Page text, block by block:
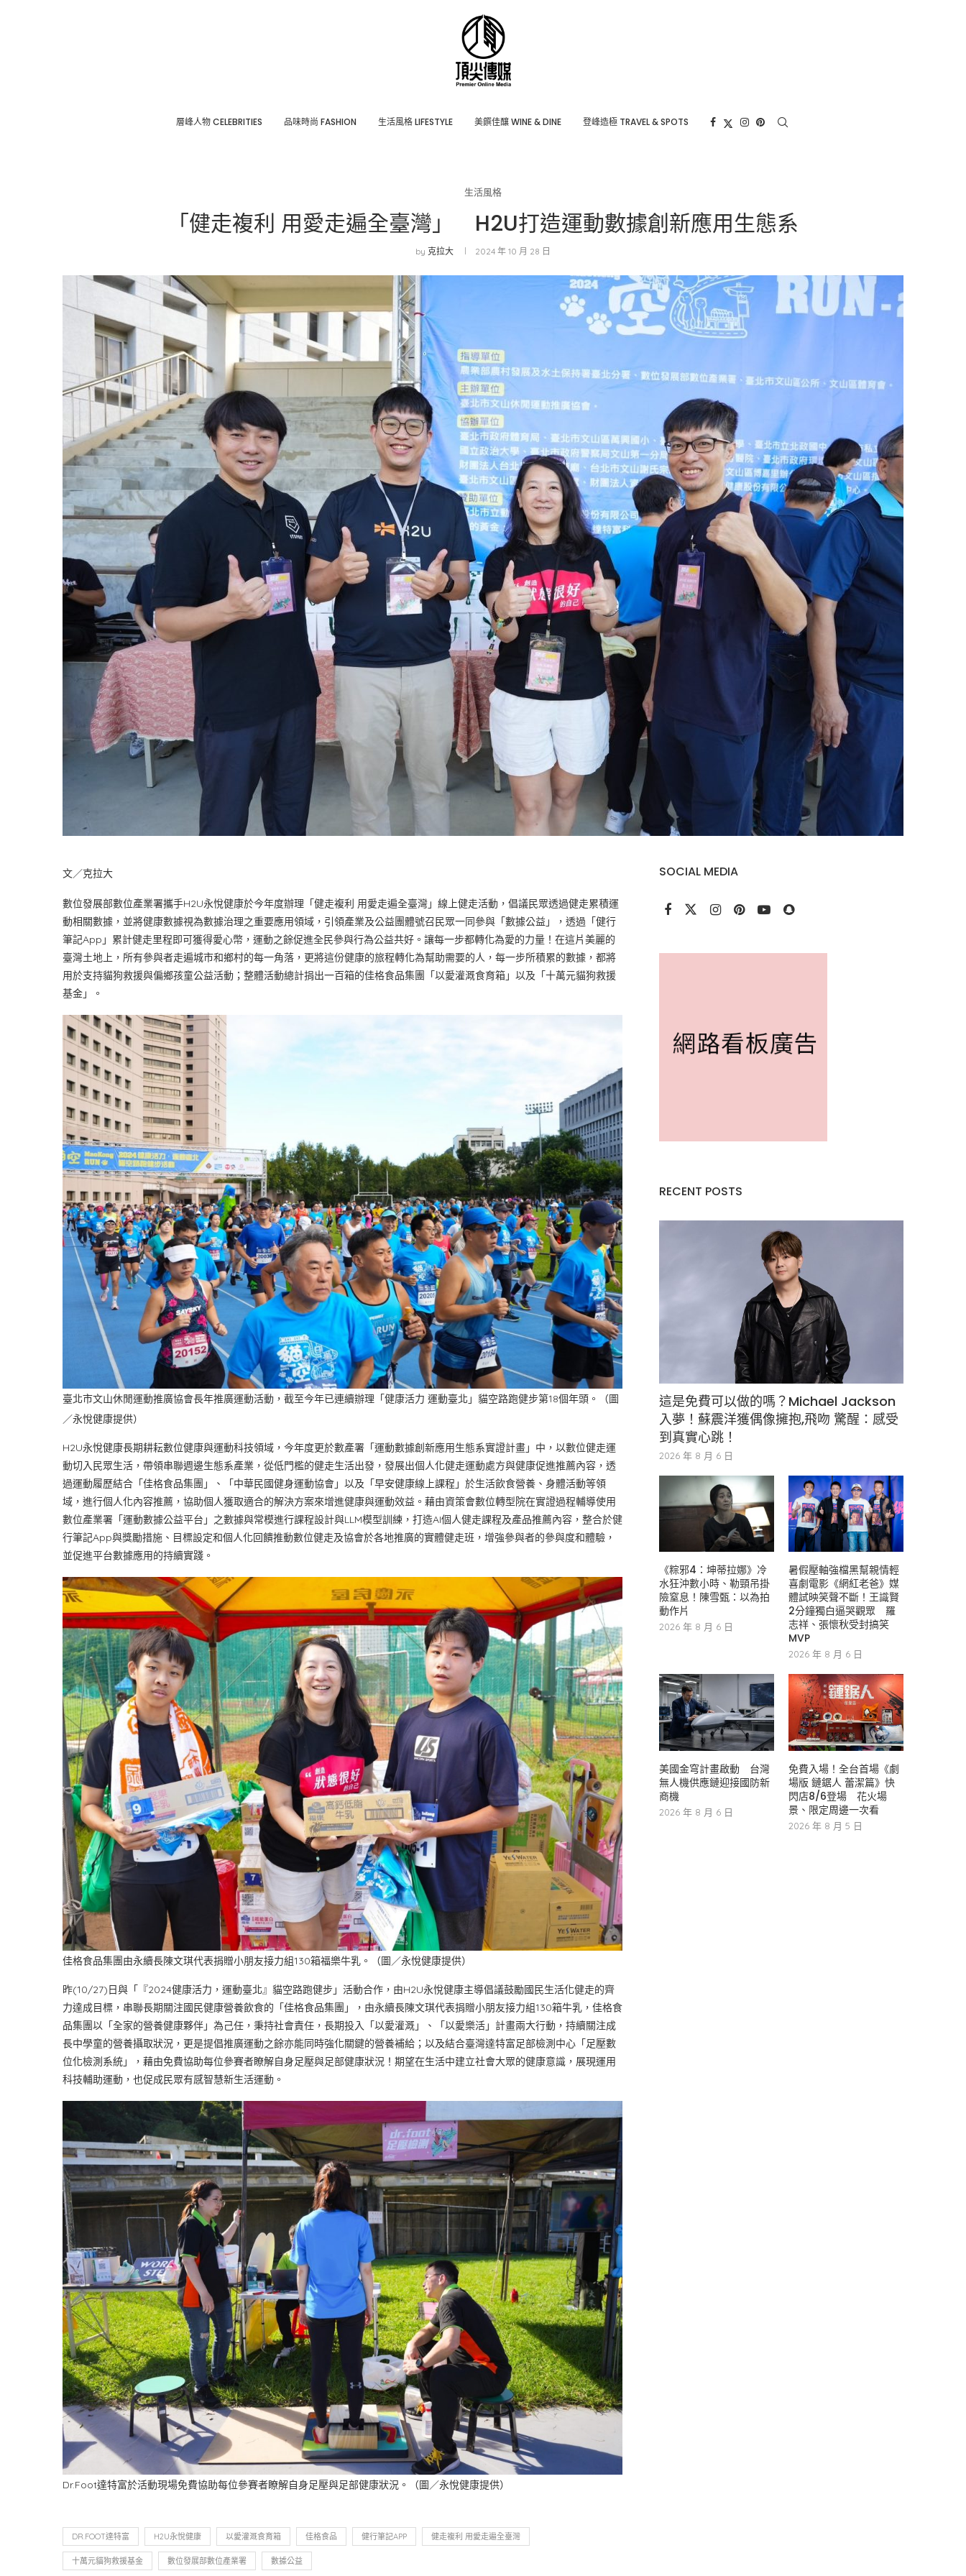
層峰⼈物 CELEBRITIES 品味時尚 FASHION ⽣活風格 LIFESTYLE 美饌佳釀 WINE & DINE 登峰造極 TRAVEL & SPOTS
生活風格
「健走複利 用愛走遍全臺灣」 H2U打造運動數據創新應用生態系
by 克拉大 2024 年 10 月 28 日
文／克拉大
數位發展部數位產業署攜手H2U永悅健康於今年度辦理「健走複利 用愛走遍全臺灣」線上健走活動，倡議民眾透過健走累積運
動相關數據，並將健康數據視為數據治理之重要應用領域，引領產業及公益團體號召民眾一同參與「數據公益」，透過「健行
筆記App」累計健走里程即可獲得愛心幣，運動之餘促進全民參與行為公益共好。讓每一步都轉化為愛的力量！在這片美麗的
臺灣土地上，所有參與者走遍城市和鄉村的每一角落，更將這份健康的旅程轉化為幫助需要的人，每一步所積累的數據，都將
用於支持貓狗救援與偏鄉孩童公益活動；整體活動總計捐出一百箱的佳格食品集團「以愛灌溉食育箱」以及「十萬元貓狗救援
基金」。
臺北市文山休閒運動推廣協會長年推廣運動活動，截至今年已連續辦理「健康活力 運動臺北」貓空路跑健步第18個年頭。（圖
／永悅健康提供）
H2U永悅健康長期耕耘數位健康與運動科技領域，今年度更於數產署「運動數據創新應用生態系實證計畫」中，以數位健走運
動切入民眾生活，帶領串聯週邊生態系產業，從低門檻的健走生活出發，發展出個人化健走運動處方與健康促進推薦內容，透
過運動履歷結合「佳格食品集團」、「中華民國健身運動協會」以及「早安健康線上課程」於生活飲食營養、身體活動等領
域，進行個人化內容推薦，協助個人獲取適合的解決方案來增進健康與運動效益。藉由資策會數位轉型院在實證過程輔導使用
數位產業署「運動數據公益平台」之數據與常模進行課程設計與LLM模型訓練，打造AI個人健走課程及產品推薦內容，整合於健
行筆記App與獎勵措施、目標設定和個人化回饋推動數位健走及協會於各地推廣的實體健走班，增強參與者的參與度和體驗，
並促進平台數據應用的持續實踐。
佳格食品集團由永續長陳文琪代表捐贈小朋友接力組130箱福樂牛乳。（圖／永悅健康提供）
昨(10/27)日與「『2024健康活力，運動臺北』貓空路跑健步」活動合作，由H2U永悅健康主導倡議鼓勵國民生活化健走的齊
力達成目標，串聯長期關注國民健康營養飲食的「佳格食品集團」，由永續長陳文琪代表捐贈小朋友接力組130箱牛乳，佳格食
品集團以「全家的營養健康夥伴」為己任，秉持社會責任，長期投入「以愛灌溉」、「以愛樂活」計畫兩大行動，持續關注成
長中學童的營養攝取狀況，更是提倡推廣運動之餘亦能同時強化關鍵的營養補給；以及結合臺灣達特富足部檢測中心「足壓數
位化檢測系統」，藉由免費協助每位參賽者瞭解自身足壓與足部健康狀況！期望在生活中建立社會大眾的健康意識，展現運用
科技輔助運動，也促成民眾有感智慧新生活運動。
Dr.Foot達特富於活動現場免費協助每位參賽者瞭解自身足壓與足部健康狀況。（圖／永悅健康提供）
DR.FOOT達特富 H2U永悅健康 以愛灌溉食育箱 佳格食品 健行筆記APP 健走複利 用愛走遍全臺灣
十萬元貓狗救援基金 數位發展部數位產業署 數據公益
SOCIAL MEDIA
RECENT POSTS
這是免費可以做的嗎？Michael Jackson
入夢！蘇震洋獲偶像擁抱,飛吻 驚醒：感受
到真實心跳！
2026 年 8 月 6 日
《粽邪4：坤蒂拉娜》冷
水狂沖數小時、勒頸吊掛
險窒息！陳雪甄：以為拍
動作片
2026 年 8 月 6 日
暑假壓軸強檔黑幫親情輕
喜劇電影《網紅老爸》媒
體試映笑聲不斷！王識賢
2分鐘獨白逼哭觀眾 羅
志祥、張懷秋受封搞笑
MVP
2026 年 8 月 6 日
美國金穹計畫啟動 台灣
無人機供應鏈迎接國防新
商機
2026 年 8 月 6 日
免費入場！全台首場《劇
場版 鏈鋸人 蕾潔篇》快
閃店8/6登場 花火場
景、限定周邊一次看
2026 年 8 月 5 日